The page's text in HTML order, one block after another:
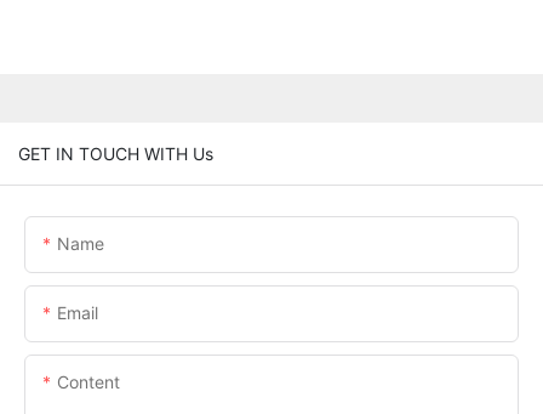
GET IN TOUCH WITH Us
Name
Email
Content